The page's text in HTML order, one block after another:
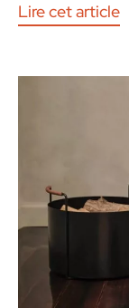
Lire cet article